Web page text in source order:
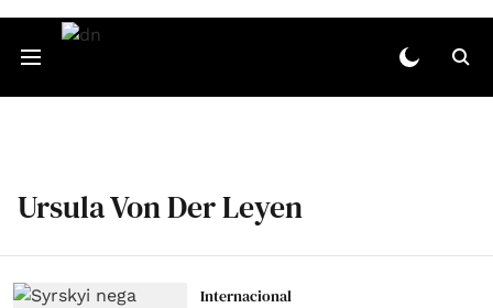
Ursula Von Der Leyen
Internacional